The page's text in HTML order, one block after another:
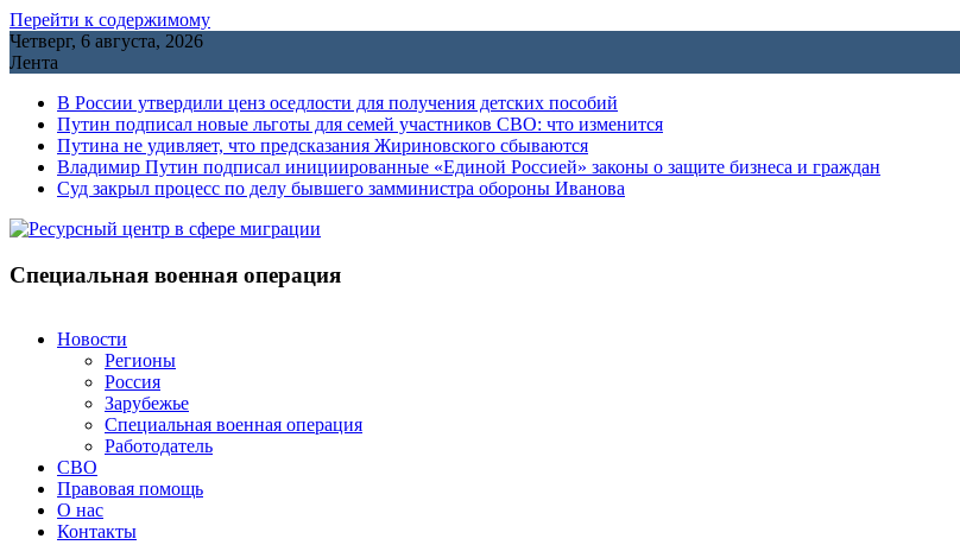
Перейти к содержимому
Четверг, 6 августа, 2026
Лента
В России утвердили ценз оседлости для получения детских пособий
Путин подписал новые льготы для семей участников СВО: что изменится
Путина не удивляет, что предсказания Жириновского сбываются
Владимир Путин подписал инициированные «Единой Россией» законы о защите бизнеса и граждан
Cуд закрыл процесс по делу бывшего замминистра обороны Иванова
Специальная военная операция
Новости
Регионы
Россия
Зарубежье
Специальная военная операция
Работодатель
СВО
Правовая помощь
О нас
Контакты